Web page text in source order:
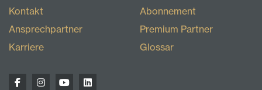
Kontakt
Ansprechpartner
Karriere
Abonnement
Premium Partner
Glossar